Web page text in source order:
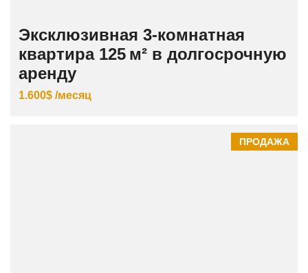
Эксклюзивная 3‑комнатная
квартира 125 м² в долгосрочную
аренду
1.600$ /месяц
ПРОДАЖА